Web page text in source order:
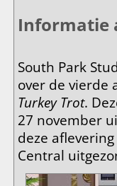
Informatie
South Park
over de vierde
Turkey Trot.
27 november
deze
Central